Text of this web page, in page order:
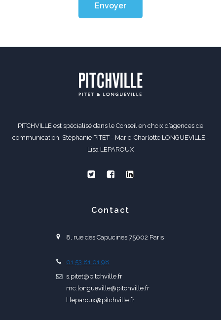
Envoyer
PITCHVILLE est spécialisé dans le Conseil en choix d’agences de
communication. Stéphanie PITET - Marie-Charlotte LONGUEVILLE -
Lisa LEPAROUX
Contact
8, rue des Capucines 75002 Paris
01 53 81 01 98
s.pitet@pitchville.fr
mc.longueville@pitchville.fr
l.leparoux@pitchville.fr